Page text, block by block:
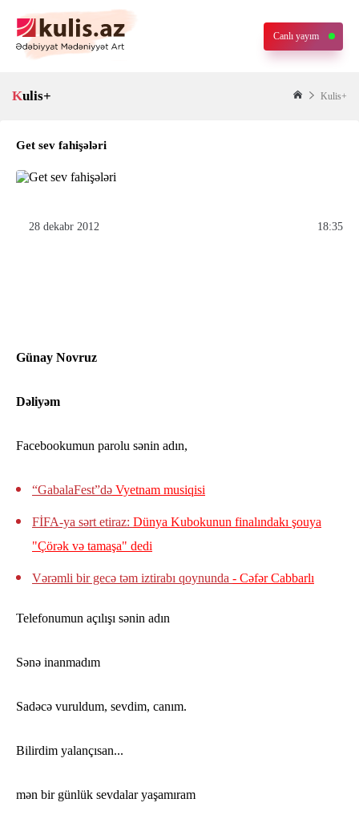
Canlı yayım
Kulis+ Kulis+
Get sev fahişələri
28 dekabr 2012 18:35
Günay Novruz
Dəliyəm
Facebookumun parolu sənin adın,
“GabalaFest”də Vyetnam musiqisi
FİFA-ya sərt etiraz: Dünya Kubokunun finalındakı şouya
"Çörək və tamaşa" dedi
Vərəmli bir gecə təm iztirabı qoynunda - Cəfər Cabbarlı
Telefonumun açılışı sənin adın
Sənə inanmadım
Sadəcə vuruldum, sevdim, canım.
Bilirdim yalançısan...
mən bir günlük sevdalar yaşamıram